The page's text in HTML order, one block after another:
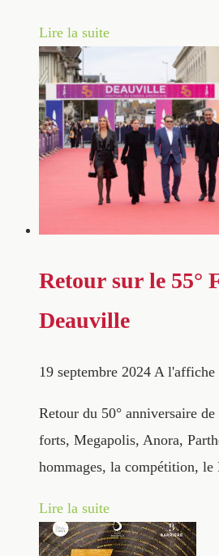
Lire la suite
Retour sur le 55°
Deauville
19 septembre 2024 A l'affiche
Retour du 50° anniversaire
forts, Megapolis, Anora,
hommages, la compétition, le
Lire la suite